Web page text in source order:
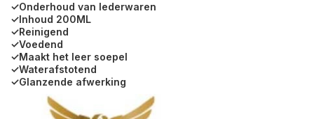
✓Onderhoud van lederwaren
✓Inhoud 200ML
✓Reinigend
✓Voedend
✓Maakt het leer soepel
✓Waterafstotend
✓Glanzende afwerking